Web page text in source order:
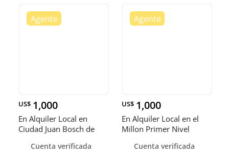
US$ 1,000
En Alquiler Local en
Ciudad Juan Bosch de
Cuenta verificada
US$ 1,000
En Alquiler Local en el
Millon Primer Nivel
Cuenta verificada